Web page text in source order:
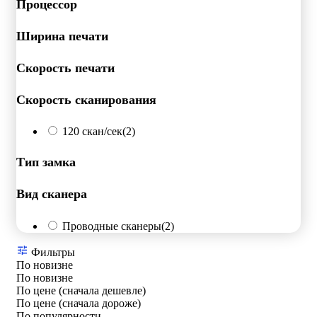
Процессор
Ширина печати
Скорость печати
Скорость сканирования
120 скан/сек(2)
Тип замка
Вид сканера
Проводные сканеры(2)
Фильтры
По новизне
По новизне
По цене (сначала дешевле)
По цене (сначала дороже)